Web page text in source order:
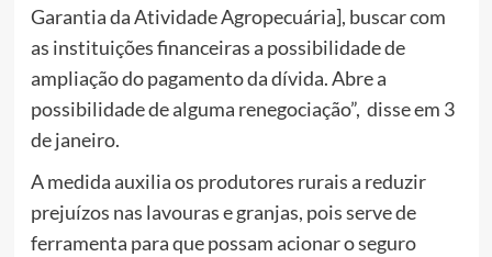
Garantia da Atividade Agropecuária], buscar com
as instituições financeiras a possibilidade de
ampliação do pagamento da dívida. Abre a
possibilidade de alguma renegociação”, disse em 3
de janeiro.
A medida auxilia os produtores rurais a reduzir
prejuízos nas lavouras e granjas, pois serve de
ferramenta para que possam acionar o seguro